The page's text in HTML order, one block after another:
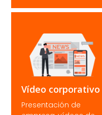
Vídeo corporativo
Presentación de